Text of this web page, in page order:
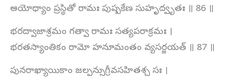
అయోధ్యాం ప్రస్థితో రామః పుష్పకేణ సుహృద్వృతః ॥ 86 ॥
భరద్వాజాశ్రమం గత్వా రామః సత్యపరాక్రమః ।
భరతస్యాంతికం రామో హనూమంతం వ్యసర్జయత్ ॥ 87 ॥
పునరాఖ్యాయికాం జల్పన్సుగ్రీవసహితశ్చ సః ।